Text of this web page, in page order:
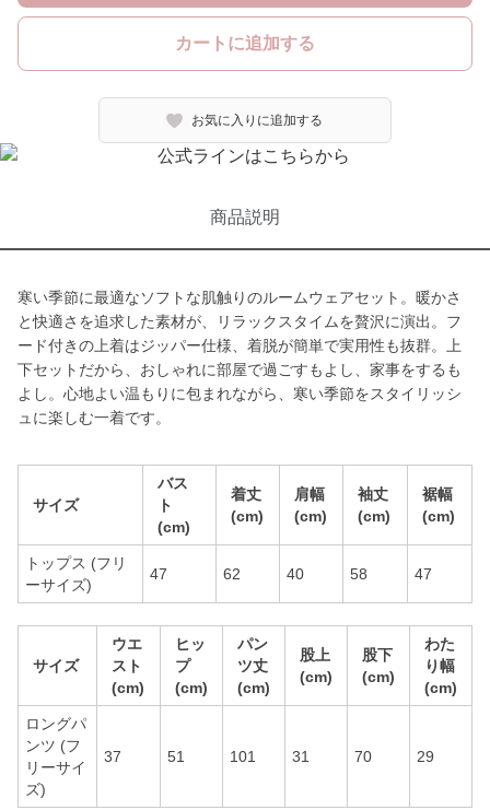
カートに追加する
お気に入りに追加する
商品説明
寒い季節に最適なソフトな肌触りのルームウェアセット。暖かさ
と快適さを追求した素材が、リラックスタイムを贅沢に演出。フ
ード付きの上着はジッパー仕様、着脱が簡単で実用性も抜群。上
下セットだから、おしゃれに部屋で過ごすもよし、家事をするも
よし。心地よい温もりに包まれながら、寒い季節をスタイリッシ
ュに楽しむ一着です。
サイズ
バス
ト
(cm)
着丈
(cm)
肩幅
(cm)
袖丈
(cm)
裾幅
(cm)
トップス (フリ
ーサイズ)
47 62 40 58 47
サイズ
ウエ
スト
(cm)
ヒッ
プ
(cm)
パン
ツ丈
(cm)
股上
(cm)
股下
(cm)
わた
り幅
(cm)
ロングパ
ンツ (フ
リーサイ
ズ)
37 51 101 31 70 29